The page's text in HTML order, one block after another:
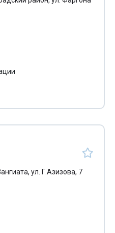
бетонных полов
ул. Г.Азизова, 7